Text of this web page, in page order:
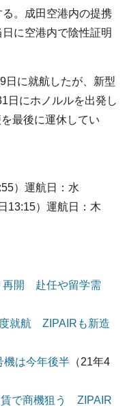
。成田空港内の提携
に空港内で陰性証明
に就航したが、新型
日にホノルルを出発し
最後に運休してい
）運航日：水
13:15）運航日：木
再開 赴任や留学需
就航 ZIPAIRも新造
は今年後半 （21年4
賃で商機狙う ZIPAIR